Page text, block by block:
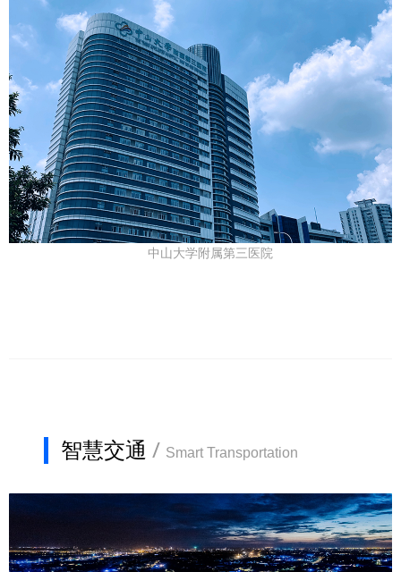
中山大学附属第三医院
智慧交通 / Smart Transportation